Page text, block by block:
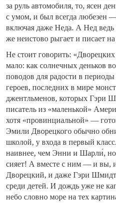
за руль автомобиля, то, ясен
с умом, и был всегда любезен
включая даже Неда. А Нед ведь
же неистово рыгает и писает на
Не стоит говорить:
мало: как солнечных деньков
поводов для радости в
героев, последних в мире
джентльменов, которых Гэри
писатель из «маленькой»
хотя «провинциальной» —
Эмили Дворецкого обычно
школой, у входа в первый
наивнее, чем Энни и Шарли́,
сияет! А вместе с ним — и вы,
Дворецкий, и даже Гэри
среди детей. И дождь уже не
небо словно море на тех